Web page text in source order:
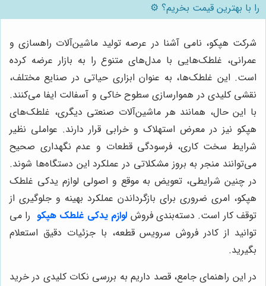
را با بهترین قیمت بخریم؟ ⚙️
شرکت هپکو، نامی آشنا در عرصه تولید ماشین‌آلات راهسازی و
عمرانی، غلطک‌هایی با مدل‌های متنوع را به بازار عرضه کرده
است. این غلطک‌ها، به عنوان ابزاری حیاتی در صنایع مختلف،
نقشی کلیدی در هموارسازی سطوح خاکی و آسفالت ایفا می‌کنند.
با این حال، همانند هر ماشین‌آلات صنعتی دیگری، غلطک‌های
هپکو نیز در معرض استهلاک و خرابی قرار دارند. عواملی نظیر
شرایط سخت کاری، فرسودگی قطعات و عدم نگهداری صحیح
می‌توانند منجر به بروز مشکلاتی در عملکرد این دستگاه‌ها شوند.
در چنین شرایطی، تعویض به موقع و اصولی لوازم یدکی غلطک
هپکو، امری ضروری برای بازگرداندن عملکرد بهینه و جلوگیری از
توقف کار است. دسته‌بندی فروش لوازم یدکی غلطک هپکو را می
توانید از کادر فروش سرویس قطعه، با جزئیات دقیق استعلام
بگیرید.
در این راهنمای جامع، قصد داریم به بررسی نکات کلیدی در خرید